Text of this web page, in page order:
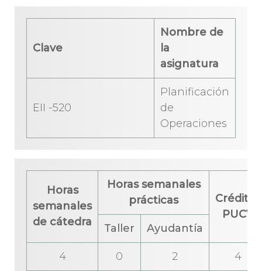
Clave
Nombre de
la
asignatura
EII -520
Planificación
de
Operaciones
Horas
semanales
de cátedra
Horas semanales
prácticas
Créditos
PUCV
Taller
Ayudantía
4 0 2 4